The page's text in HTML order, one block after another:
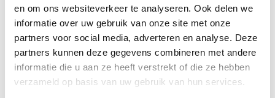
en om ons websiteverkeer te analyseren. Ook delen we
informatie over uw gebruik van onze site met onze
partners voor social media, adverteren en analyse. Deze
partners kunnen deze gegevens combineren met andere
informatie die u aan ze heeft verstrekt of die ze hebben
verzameld op basis van uw gebruik van hun services.
anwenden. Insbesondere wenn Sie Arbeitnehmer im Ausland
beschäftigen, ist dies jedoch kaum zu leisten. In diesem Fall müssen
Sie sich auf einen starken Partner verlassen können, der über
lückenloses Fachwissen verfügt. Wir kümmern uns bei Interfisc um die
gesamte Lohnbuchhaltung und Personalverwaltung für Ihre Arbeitnehmer
jenseits der Grenze, damit Sie sich ganz auf Ihr Kerngeschäft
konzentrieren können.